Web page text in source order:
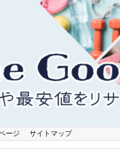
ージ サイトマップ